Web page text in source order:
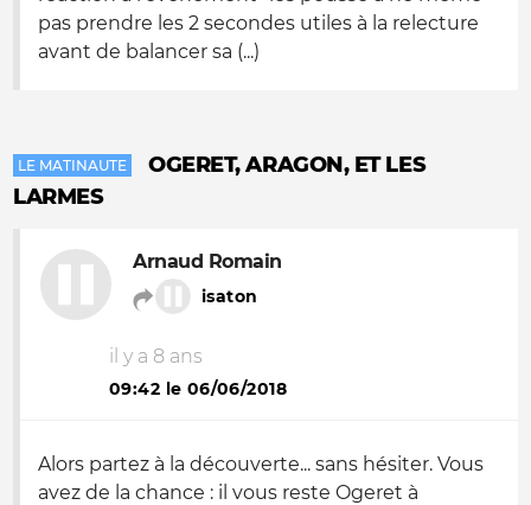
pas prendre les 2 secondes utiles à la relecture
avant de balancer sa (...)
LE MATINAUTE
OGERET, ARAGON, ET LES
LARMES
Arnaud Romain
isaton
il y a 8 ans
09:42 le 06/06/2018
Alors partez à la découverte... sans hésiter. Vous
avez de la chance : il vous reste Ogeret à